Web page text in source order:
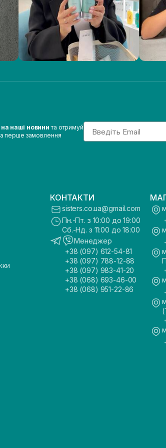
наші новинита отримуй
перше замовлення
Email
КОНТАКТИ
sisters.co.ua@gmail.com
Пн.-Пт. з 10:00 до 19:00
Сб.-Нд. з 11:00 до 18:00
Менеджер
+38 (097) 612-54-81
+38 (097) 788-12-88
+38 (097) 983-41-20
+38 (068) 693-46-00
+38 (068) 951-22-86